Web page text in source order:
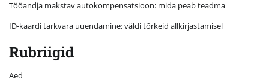
Tööandja makstav autokompensatsioon: mida peab teadma
ID-kaardi tarkvara uuendamine: väldi tõrkeid allkirjastamisel
Rubriigid
Aed